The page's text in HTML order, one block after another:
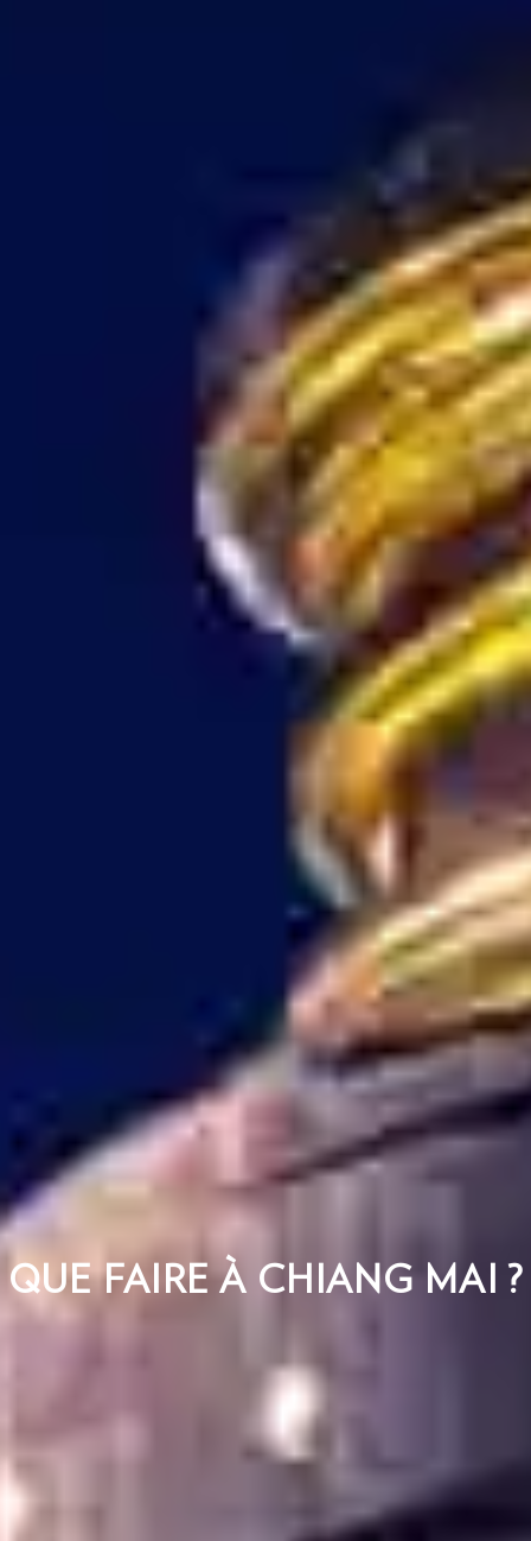
QUE FAIRE À CHIANG MAI ?